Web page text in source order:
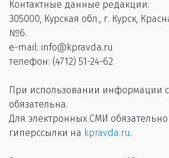
Контактные данные редакции:
305000, Курская обл., г. Курск,
№6.
e-mail: info@kpravda.ru
телефон: (4712) 51-24-62
При использовании информации
обязательна.
Для электронных СМИ
гиперссылки на kpravda.ru.